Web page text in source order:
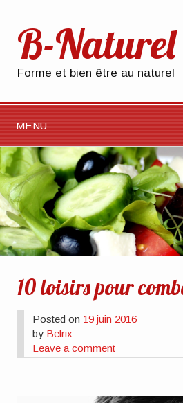
B-Naturel
Forme et bien être au naturel
MENU
10 loisirs pour
Posted on 19 juin 2016
by Belrix
Leave a comment